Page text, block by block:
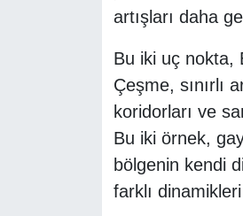
artışları daha
Bu iki uç nokta,
Çeşme, sınırlı
koridorları ve
Bu iki örnek,
bölgenin kendi
farklı